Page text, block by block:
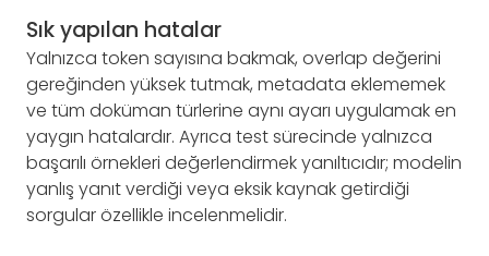
Sık yapılan hatalar
Yalnızca token sayısına bakmak, overlap değerini
gereğinden yüksek tutmak, metadata eklememek
ve tüm doküman türlerine aynı ayarı uygulamak en
yaygın hatalardır. Ayrıca test sürecinde yalnızca
başarılı örnekleri değerlendirmek yanıltıcıdır; modelin
yanlış yanıt verdiği veya eksik kaynak getirdiği
sorgular özellikle incelenmelidir.